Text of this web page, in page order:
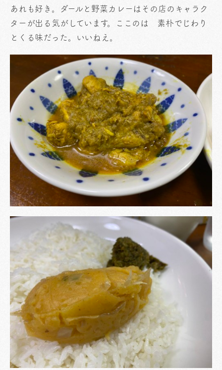
あれも好き。ダールと野菜カレーはその店のキャラク
ターが出る気がしています。ここのは 素朴でじわり
とくる味だった。いいねえ。